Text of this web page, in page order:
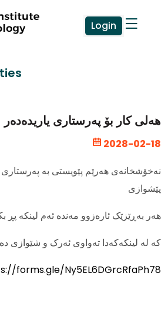
Login
هەلی كار بۆ پەرستاری یاریدەدەر
2028-02-18
نەخۆشخانەی هەرێم پێویستی بە پەرستاری
پێشوازی
هەر بەڕێزێک ئارەزوو مەندە ئەم لینکە پڕ
کە لە لینکەکەدا تەواوی ئەرک و شێوازی
forms.gle/Ny5EL6DGrcRfaPh78